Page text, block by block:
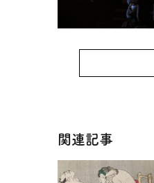
関連記事